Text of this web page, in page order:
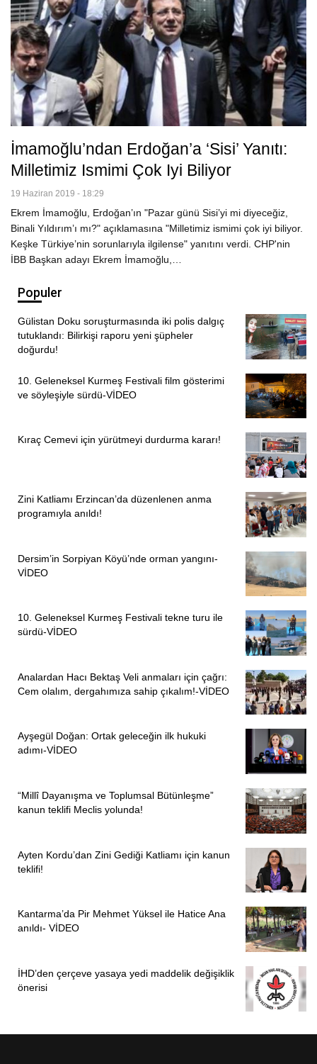
İmamoğlu’ndan Erdoğan’a ‘Sisi’ Yanıtı:
Milletimiz Ismimi Çok Iyi Biliyor
19 Haziran 2019 - 18:29
Ekrem İmamoğlu, Erdoğan’ın "Pazar günü Sisi’yi mi diyeceğiz,
Binali Yıldırım’ı mı?" açıklamasına "Milletimiz ismimi çok iyi biliyor.
Keşke Türkiye’nin sorunlarıyla ilgilense" yanıtını verdi. CHP'nin
İBB Başkan adayı Ekrem İmamoğlu,…
Populer
Gülistan Doku soruşturmasında iki polis dalgıç
tutuklandı: Bilirkişi raporu yeni şüpheler
doğurdu!
10. Geleneksel Kurmeş Festivali film gösterimi
ve söyleşiyle sürdü-VİDEO
Kıraç Cemevi için yürütmeyi durdurma kararı!
Zini Katliamı Erzincan’da düzenlenen anma
programıyla anıldı!
Dersim’in Sorpiyan Köyü’nde orman yangını-
VİDEO
10. Geleneksel Kurmeş Festivali tekne turu ile
sürdü-VİDEO
Analardan Hacı Bektaş Veli anmaları için çağrı:
Cem olalım, dergahımıza sahip çıkalım!-VİDEO
Ayşegül Doğan: Ortak geleceğin ilk hukuki
adımı-VİDEO
“Millî Dayanışma ve Toplumsal Bütünleşme”
kanun teklifi Meclis yolunda!
Ayten Kordu’dan Zini Gediği Katliamı için kanun
teklifi!
Kantarma’da Pir Mehmet Yüksel ile Hatice Ana
anıldı- VİDEO
İHD’den çerçeve yasaya yedi maddelik değişiklik
önerisi